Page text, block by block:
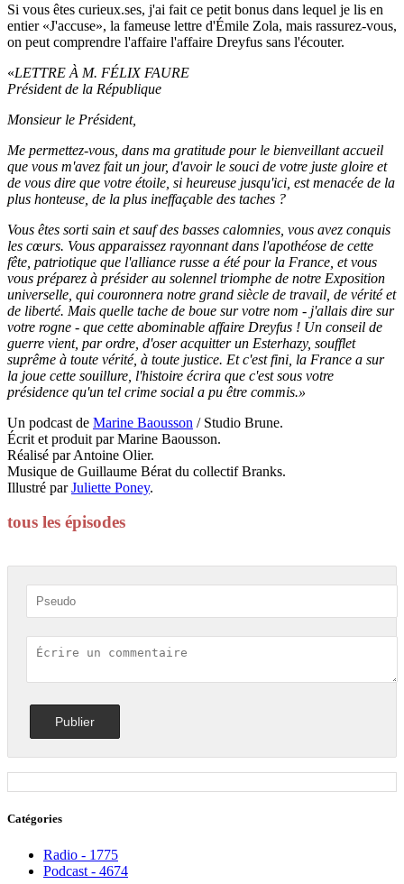
Si vous êtes curieux.ses, j'ai fait ce petit bonus dans lequel je lis en
entier «J'accuse», la fameuse lettre d'Émile Zola, mais rassurez-vous,
on peut comprendre l'affaire l'affaire Dreyfus sans l'écouter.
«LETTRE À M. FÉLIX FAURE
Président de la République
Monsieur le Président,
Me permettez-vous, dans ma gratitude pour le bienveillant accueil
que vous m'avez fait un jour, d'avoir le souci de votre juste gloire et
de vous dire que votre étoile, si heureuse jusqu'ici, est menacée de la
plus honteuse, de la plus ineffaçable des taches ?
Vous êtes sorti sain et sauf des basses calomnies, vous avez conquis
les cœurs. Vous apparaissez rayonnant dans l'apothéose de cette
fête, patriotique que l'alliance russe a été pour la France, et vous
vous préparez à présider au solennel triomphe de notre Exposition
universelle, qui couronnera notre grand siècle de travail, de vérité et
de liberté. Mais quelle tache de boue sur votre nom - j'allais dire sur
votre rogne - que cette abominable affaire Dreyfus ! Un conseil de
guerre vient, par ordre, d'oser acquitter un Esterhazy, soufflet
suprême à toute vérité, à toute justice. Et c'est fini, la France a sur
la joue cette souillure, l'histoire écrira que c'est sous votre
présidence qu'un tel crime social a pu être commis.»
Un podcast de Marine Baousson / Studio Brune.
Écrit et produit par Marine Baousson.
Réalisé par Antoine Olier.
Musique de Guillaume Bérat du collectif Branks.
Illustré parJuliette Poney.
tous les épisodes
Catégories
Radio - 1775
Podcast - 4674